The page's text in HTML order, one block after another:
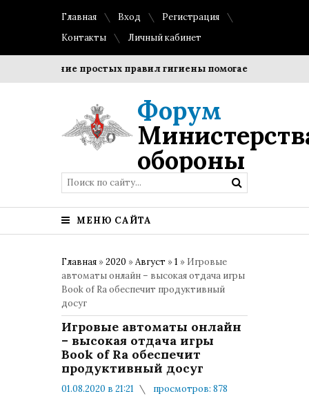
Главная Вход
Регистрация
Контакты
Личный кабинет
простых правил гигиены помогает сохранить
Форум
обороны
МЕНЮ САЙТА
Главная »2020 »Август »1 » Игровые
автоматы онлайн – высокая отдача игры
Book of Ra обеспечит продуктивный
досуг
Игровые автоматы онлайн
– высокая отдача игры
Book of Ra обеспечит
продуктивный досуг
01.08.2020 в 21:21
просмотров: 878